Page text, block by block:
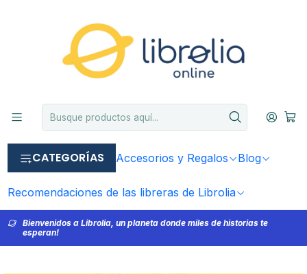
CATEGORÍAS Accesorios y Regalos Blog
Recomendaciones de las libreras de Librolia
Bienvenidos a Librolia, un planeta donde miles de historias te
esperan!